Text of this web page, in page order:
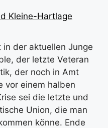
Kleine-Hartlage
der aktuellen Junge
der letzte Veteran
der noch in Amt
vor einem halben
sei die letzte und
Union, die man
könne. Ende